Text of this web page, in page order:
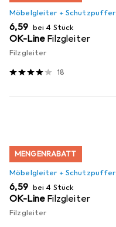
Möbelgleiter + Schutzpuffer
EUR
6,59 bei 4 Stück
OK-Line Filzgleiter
Filzgleiter
18
MENGENRABATT
Möbelgleiter + Schutzpuffer
EUR
6,59 bei 4 Stück
OK-Line Filzgleiter
Filzgleiter